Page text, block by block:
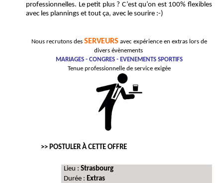
professionnelles. Le petit plus ? C’est qu’on est 100% flexibles
avec les plannings et tout ça, avec le sourire :-)
Nous recrutons des SERVEURS avec expérience en extras lors de
divers évènements
MARIAGES - CONGRES - EVENEMENTS SPORTIFS
Tenue professionnelle de service exigée
>> POSTULER À CETTE OFFRE
Lieu : Strasbourg
Durée : Extras